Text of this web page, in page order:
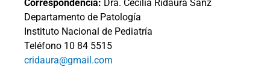
Correspondencia: Dra. Cecilia Ridaura Sanz
Departamento de Patología
Instituto Nacional de Pediatría
Teléfono 10 84 5515
cridaura@gmail.com